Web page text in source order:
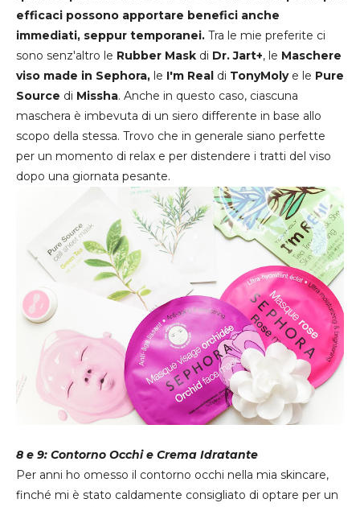
efficaci possono apportare benefici anche
immediati, seppur temporanei. Tra le mie preferite ci
sono senz'altro le Rubber Mask di Dr. Jart+, le Maschere
viso made in Sephora, le I'm Real di TonyMolye le Pure
Source di Missha. Anche in questo caso, ciascuna
maschera è imbevuta di un siero differente in base allo
scopo della stessa. Trovo che in generale siano perfette
per un momento di relax e per distendere i tratti del viso
dopo una giornata pesante.
8 e 9: Contorno Occhi e Crema Idratante
Per anni ho omesso il contorno occhi nella mia skincare,
finché mi è stato caldamente consigliato di optare per un